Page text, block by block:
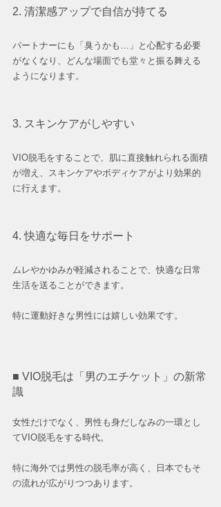
2. 清潔感アップで自信が持てる
パートナーにも「臭うかも…」と心配する必要
がなくなり、どんな場面でも堂々と振る舞える
ようになります。
3. スキンケアがしやすい
VIO脱毛をすることで、肌に直接触れられる面積
が増え、スキンケアやボディケアがより効果的
に行えます。
4. 快適な毎日をサポート
ムレやかゆみが軽減されることで、快適な日常
生活を送ることができます。
特に運動好きな男性には嬉しい効果です。
■ VIO脱毛は「男のエチケット」の新常
識
女性だけでなく、男性も身だしなみの一環とし
てVIO脱毛をする時代。
特に海外では男性の脱毛率が高く、日本でもそ
の流れが広がりつつあります。